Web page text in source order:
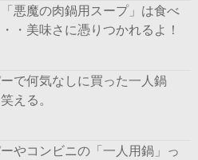
「悪魔の肉鍋用スープ」は食べ
・美味さに憑りつかれるよ！
ーで何気なしに買った一人鍋
える。
ーやコンビニの「一人用鍋」っ